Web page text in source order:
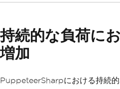
持続的な負荷に
増加
PuppeteerSharpにおける持続